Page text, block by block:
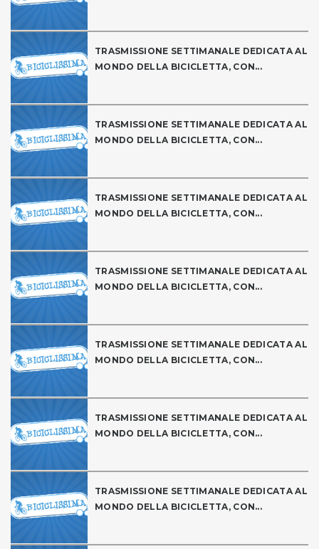
TRASMISSIONE SETTIMANALE DEDICATA AL
MONDO DELLA BICICLETTA, CON...
TRASMISSIONE SETTIMANALE DEDICATA AL
MONDO DELLA BICICLETTA, CON...
TRASMISSIONE SETTIMANALE DEDICATA AL
MONDO DELLA BICICLETTA, CON...
TRASMISSIONE SETTIMANALE DEDICATA AL
MONDO DELLA BICICLETTA, CON...
TRASMISSIONE SETTIMANALE DEDICATA AL
MONDO DELLA BICICLETTA, CON...
TRASMISSIONE SETTIMANALE DEDICATA AL
MONDO DELLA BICICLETTA, CON...
TRASMISSIONE SETTIMANALE DEDICATA AL
MONDO DELLA BICICLETTA, CON...